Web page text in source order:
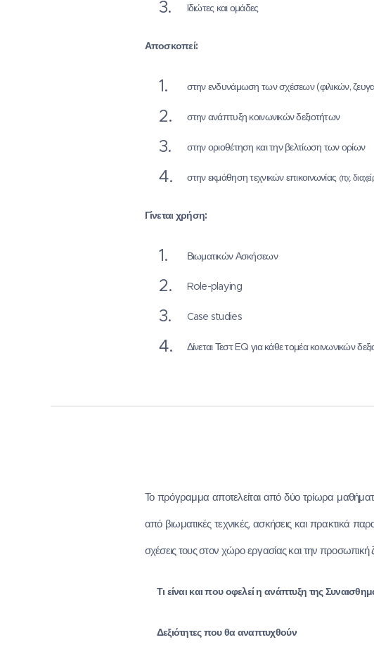
Iδιώτες και ομάδες
Αποσκοπεί:
στην ενδυνάμωση των σχέσεων (φιλικών,
στην ανάπτυξη κοινωνικών δεξιοτήτων
στην οριοθέτηση και την βελτίωση των ορίων
στην εκμάθηση τεχνικών επικοινωνίας (πχ.
Γίνεται χρήση:
Βιωματικών Ασκήσεων
Role-playing
Case studies
Δίνεται Τεστ EQ για κάθε τομέα κοινωνικών
Το πρόγραμμα αποτελείται από δύο τρίωρα
από βιωματικές τεχνικές, ασκήσεις και πρακτικά
σχέσεις τους στον χώρο εργασίας και την προσωπική
🔹Τι είναι και που οφελεί η ανάπτυξη της
🔹Δεξιότητες που θα αναπτυχθούν